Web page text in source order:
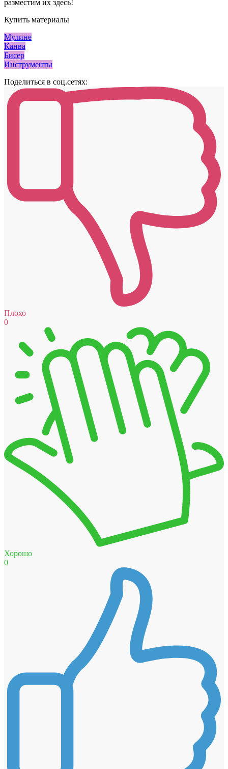
разместим их здесь!
Купить материалы
Мулине
Канва
Бисер
Инструменты
Поделиться в соц.сетях:
Плохо
0
Хорошо
0